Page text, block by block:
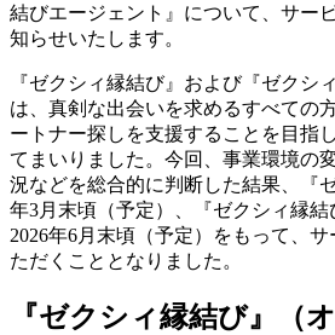
結びエージェント』について、サー
知らせいたします。
『ゼクシィ縁結び』および『ゼクシ
は、真剣な出会いを求めるすべての
ートナー探しを支援することを目指
てまいりました。今回、事業環境の
況などを総合的に判断した結果、『
年3月末頃（予定）、『ゼクシィ縁
2026年6月末頃（予定）をもって、
ただくこととなりました。
『ゼクシィ縁結び』（